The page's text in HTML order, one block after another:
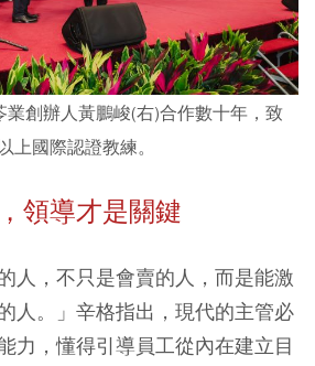
業創辦人黃鵬峻(右)合作數十年，致
上國際認證教練。
領導才是關鍵
人，不只是會賣的人，而是能激
人。」辛格指出，現代的主管必
力，懂得引導員工從內在建立目